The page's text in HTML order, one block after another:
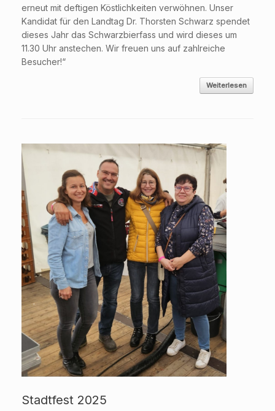
erneut mit deftigen Köstlichkeiten verwöhnen. Unser
Kandidat für den Landtag Dr. Thorsten Schwarz spendet
dieses Jahr das Schwarzbierfass und wird dieses um
11.30 Uhr anstechen. Wir freuen uns auf zahlreiche
Besucher!“
Weiterlesen
Stadtfest 2025